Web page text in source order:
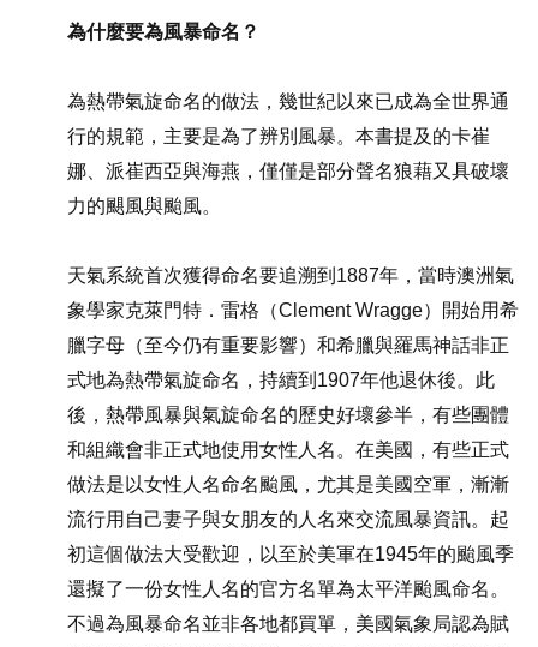
為什麼要為風暴命名？
為熱帶氣旋命名的做法，幾世紀以來已成為全世界通
行的規範，主要是為了辨別風暴。本書提及的卡崔
娜、派崔西亞與海燕，僅僅是部分聲名狼藉又具破壞
力的颶風與颱風。
天氣系統首次獲得命名要追溯到1887年，當時澳洲氣
象學家克萊門特．雷格（Clement Wragge）開始用希
臘字母（至今仍有重要影響）和希臘與羅馬神話非正
式地為熱帶氣旋命名，持續到1907年他退休後。此
後，熱帶風暴與氣旋命名的歷史好壞參半，有些團體
和組織會非正式地使用女性人名。在美國，有些正式
做法是以女性人名命名颱風，尤其是美國空軍，漸漸
流行用自己妻子與女朋友的人名來交流風暴資訊。起
初這個做法大受歡迎，以至於美軍在1945年的颱風季
還擬了一份女性人名的官方名單為太平洋颱風命名。
不過為風暴命名並非各地都買單，美國氣象局認為賦